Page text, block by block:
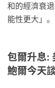
和的經濟衰
能性更大」。
包爾升息:
鮑爾今天